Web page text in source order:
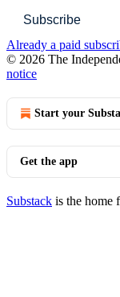
Subscribe
Already a paid
© 2026 The
notice
Start your
Get the app
Substack is the home